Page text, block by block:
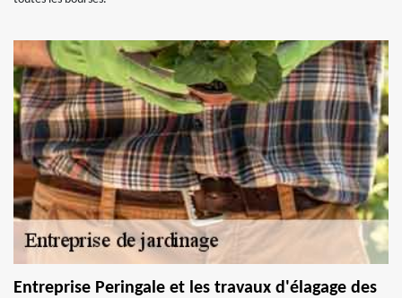
Entreprise Peringale et les travaux d'élagage des